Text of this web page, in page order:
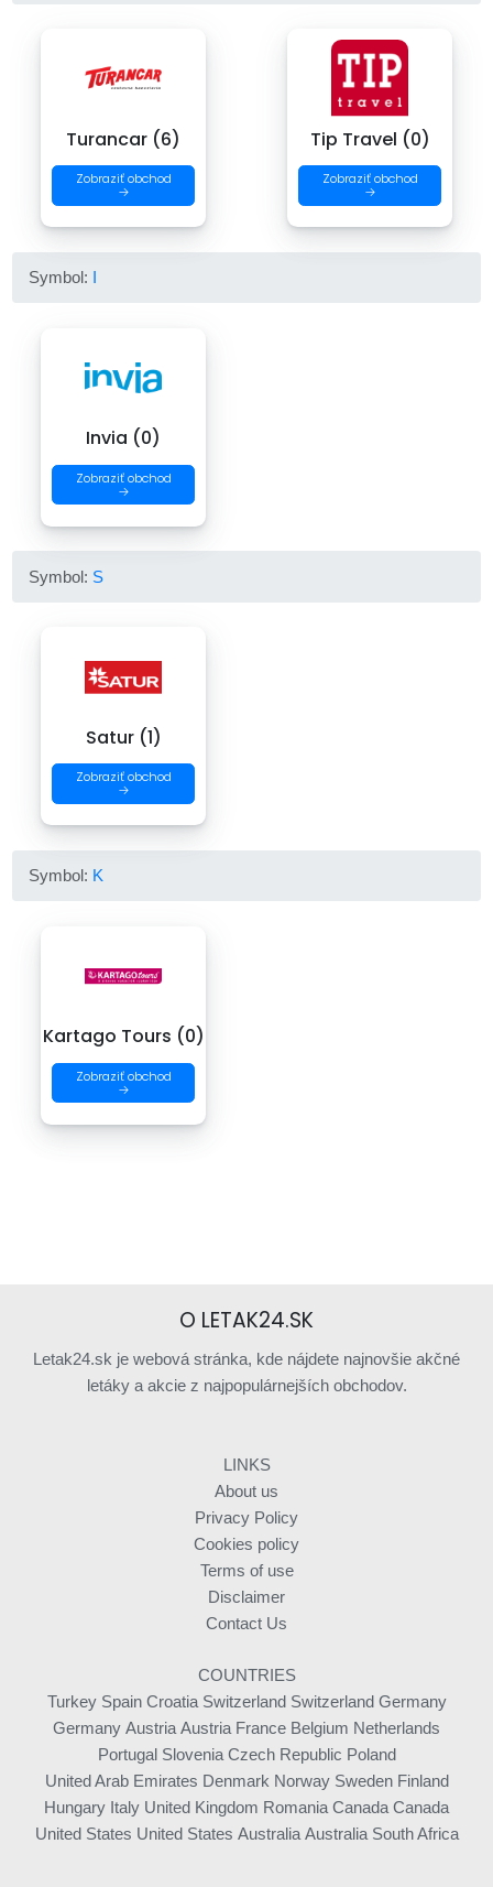
Turancar (6)
Zobraziť obchod
→
Tip Travel (0)
Zobraziť obchod
→
Symbol: I
Invia (0)
Zobraziť obchod
→
Symbol: S
Satur (1)
Zobraziť obchod
→
Symbol: K
Kartago Tours (0)
Zobraziť obchod
→
O LETAK24.SK
Letak24.sk je webová stránka, kde nájdete najnovšie akčné
letáky a akcie z najpopulárnejších obchodov.
LINKS
About us
Privacy Policy
Cookies policy
Terms of use
Disclaimer
Contact Us
COUNTRIES
Turkey Spain Croatia Switzerland Switzerland Germany
Germany Austria Austria France Belgium Netherlands
Portugal Slovenia Czech Republic Poland
United Arab Emirates Denmark Norway Sweden Finland
Hungary Italy United Kingdom Romania Canada Canada
United States United States Australia Australia South Africa